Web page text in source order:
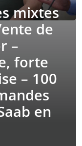
mixtes
de
–
forte
– 100
en